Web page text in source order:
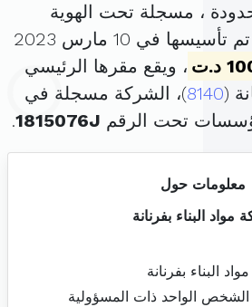
، مسجلة تحت الهوية
. تم تأسيسها في 10 مارس 2023
د.ت
، ويقع مقرها الرئيسي
(
8140)، الشركة مسجلة في
تحت الرقم 1815076J
.
معلومات حول
مواد البناء بفرنانة
البناء بفرنانة
الواحد ذات المسؤولية